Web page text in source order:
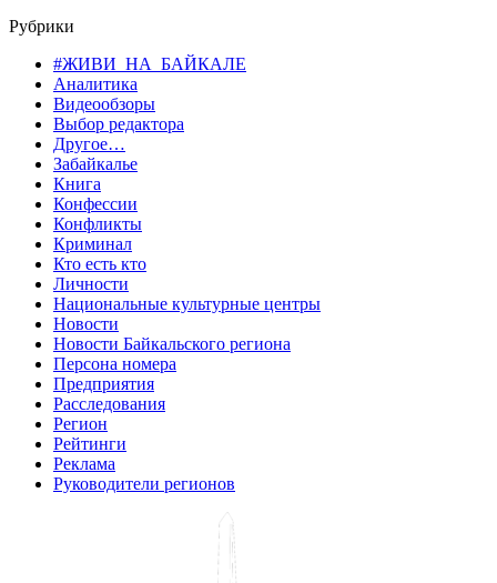
Рубрики
#ЖИВИ_НА_БАЙКАЛЕ
Аналитика
Видеообзоры
Выбор редактора
Другое…
Забайкалье
Книга
Конфессии
Конфликты
Криминал
Кто есть кто
Личности
Национальные культурные центры
Новости
Новости Байкальского региона
Персона номера
Предприятия
Расследования
Регион
Рейтинги
Реклама
Руководители регионов